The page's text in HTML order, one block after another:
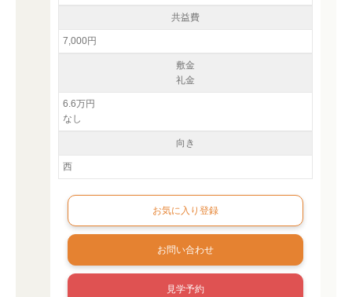
共益費
7,000円
敷金
礼金
6.6万円
なし
向き
西
お問い合わせ
見学予約